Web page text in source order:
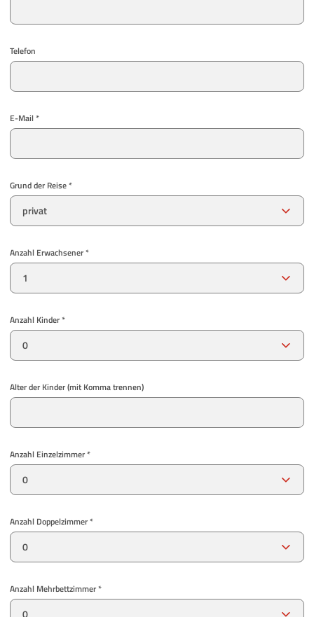
Telefon
E-Mail *
Grund der Reise *
Anzahl Erwachsener *
Anzahl Kinder *
Alter der Kinder (mit Komma trennen)
Anzahl Einzelzimmer *
Anzahl Doppelzimmer *
Anzahl Mehrbettzimmer *